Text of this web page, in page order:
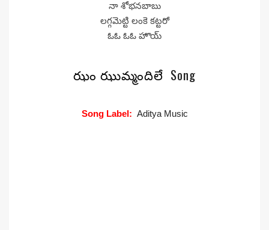
నా శోభనబాబు
లగ్గమెట్టి లంకె కట్టరో
ఓఓ ఓఓ హొయ్
ఝం ఝుమ్మందిలే Song
Song Label: Aditya Music